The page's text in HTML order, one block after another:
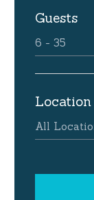
Guests
6 - 35
Location
All